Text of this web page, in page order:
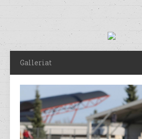
Galleriat